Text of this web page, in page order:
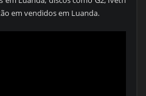
em vendidos em Luanda.